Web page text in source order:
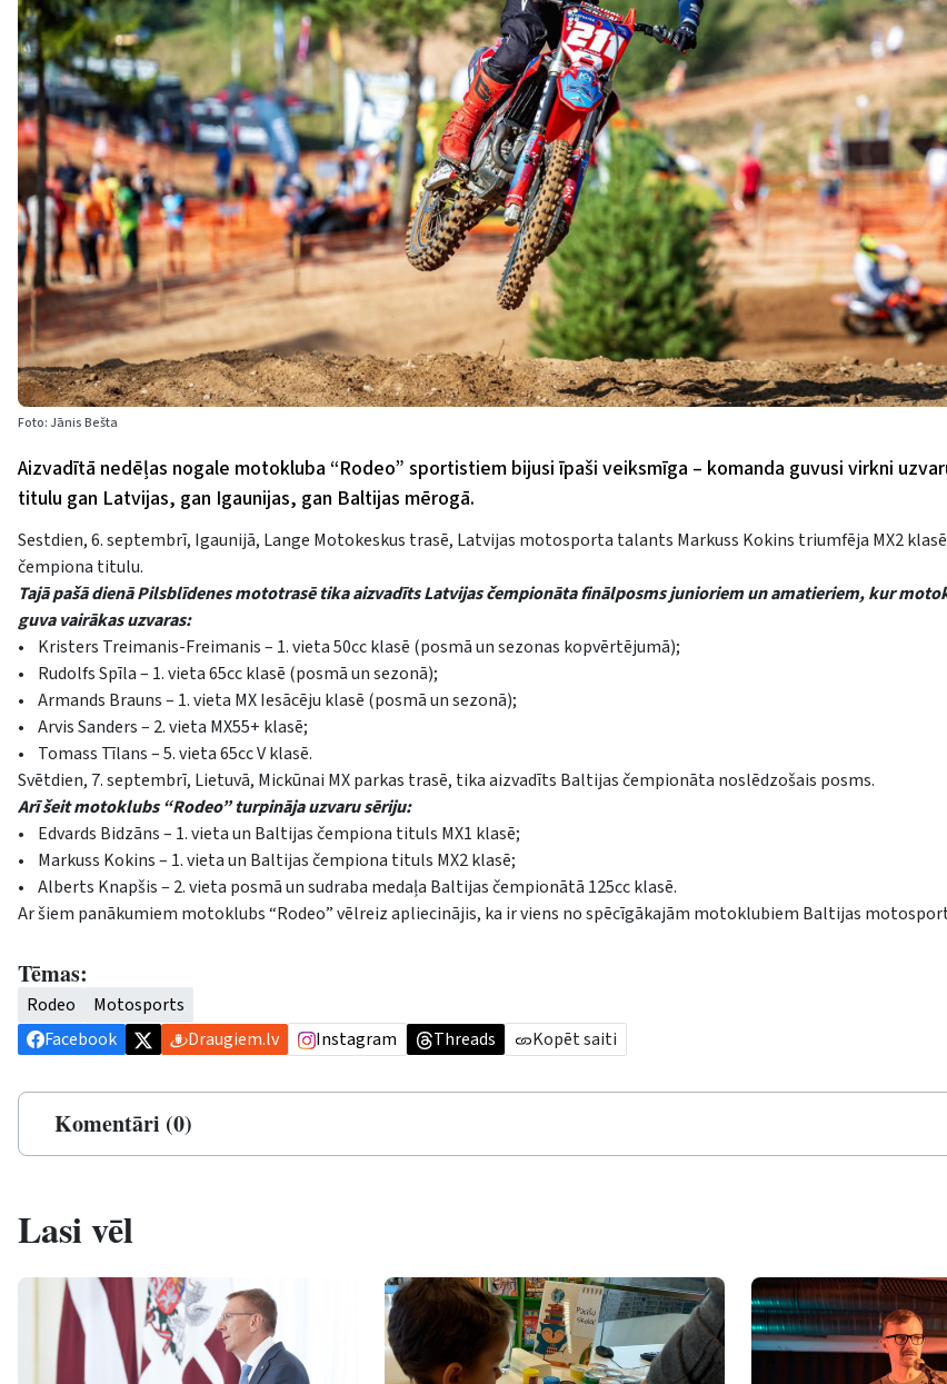
Foto: Jānis Bešta
Aizvadītā nedēļas nogale motokluba “Rodeo” sportistiem bijusi īpaši veiksmīga – komanda guvusi virkni
titulu gan Latvijas, gan Igaunijas, gan Baltijas mērogā.
Sestdien, 6. septembrī, Igaunijā, Lange Motokeskus trasē, Latvijas motosporta talants Markuss Kokins triumfēja MX2
čempiona titulu.
Tajā pašā dienā Pilsblīdenes mototrasē tika aizvadīts Latvijas čempionāta finālposms junioriem un amatieriem, kur
guva vairākas uzvaras:
• Kristers Treimanis-Freimanis – 1. vieta 50cc klasē (posmā un sezonas kopvērtējumā);
• Rudolfs Spīla – 1. vieta 65cc klasē (posmā un sezonā);
• Armands Brauns – 1. vieta MX Iesācēju klasē (posmā un sezonā);
• Arvis Sanders – 2. vieta MX55+ klasē;
• Tomass Tīlans – 5. vieta 65cc V klasē.
Svētdien, 7. septembrī, Lietuvā, Mickūnai MX parkas trasē, tika aizvadīts Baltijas čempionāta noslēdzošais posms.
Arī šeit motoklubs “Rodeo” turpināja uzvaru sēriju:
• Edvards Bidzāns – 1. vieta un Baltijas čempiona tituls MX1 klasē;
• Markuss Kokins – 1. vieta un Baltijas čempiona tituls MX2 klasē;
• Alberts Knapšis – 2. vieta posmā un sudraba medaļa Baltijas čempionātā 125cc klasē.
Ar šiem panākumiem motoklubs “Rodeo” vēlreiz apliecinājis, ka ir viens no spēcīgākajām motoklubiem Baltijas
Tēmas:
Rodeo
Motosports
Facebook
Draugiem.lv Instagram Threads Kopēt saiti
Komentāri (0)
Lasi vēl